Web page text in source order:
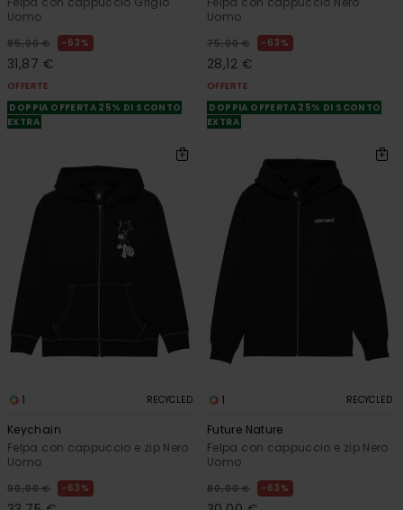
Uomo
85,00 € 63%
31,87 €
OFFERTE
DOPPIA OFFERTA 25% DI SCONTO
EXTRA
Uomo
75,00 € 63%
28,12 €
OFFERTE
DOPPIA OFFERTA 25% DI SCONTO
EXTRA
1 RECYCLED
Keychain
Felpa con cappuccio e zip Nero
Uomo
90,00 € 63%
1 RECYCLED
Future Nature
Felpa con cappuccio e zip Nero
Uomo
80,00 € 63%